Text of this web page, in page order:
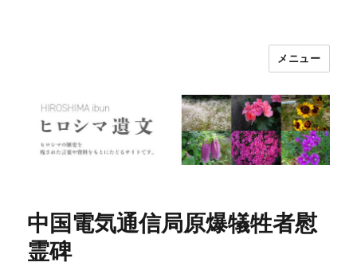
メニュー
中国電気通信局原爆犠牲者慰
霊碑